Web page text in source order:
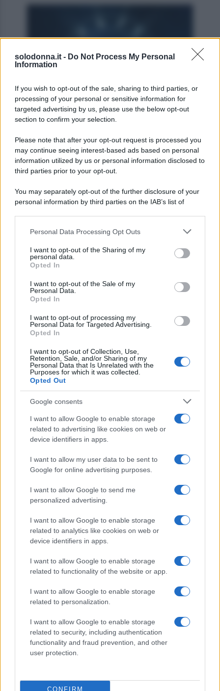
solodonna.it - Do Not Process My Personal
Information
If you wish to opt-out of the sale, sharing to third parties, or
processing of your personal or sensitive information for
targeted advertising by us, please use the below opt-out
section to confirm your selection.
Please note that after your opt-out request is processed you
may continue seeing interest-based ads based on personal
information utilized by us or personal information disclosed to
third parties prior to your opt-out.
You may separately opt-out of the further disclosure of your
personal information by third parties on the IAB’s list of
This information may also be disclosed by us to third parties
disclose it to other third parties.
Please note that this website/app uses one or more Google
services and may gather and store information including but
not limited to your visit or usage behaviour. You may click to
grant or deny consent to Google and its third-party tags to
consent section.
Personal Data Processing Opt Outs
I want to opt-out of the Sharing of my
personal data.
Opted In
I want to opt-out of the Sale of my
Personal Data.
Opted In
I want to opt-out of processing my
Personal Data for Targeted Advertising.
Opted In
I want to opt-out of Collection, Use,
Retention, Sale, and/or Sharing of my
Personal Data that Is Unrelated with the
Purposes for which it was collected.
Opted Out
Google consents
I want to allow Google to enable storage
related to advertising like cookies on web or
device identifiers in apps.
I want to allow my user data to be sent to
Google for online advertising purposes.
I want to allow Google to send me
personalized advertising.
I want to allow Google to enable storage
related to analytics like cookies on web or
device identifiers in apps.
I want to allow Google to enable storage
related to functionality of the website or app.
I want to allow Google to enable storage
related to personalization.
I want to allow Google to enable storage
related to security, including authentication
functionality and fraud prevention, and other
user protection.
CONFIRM
Ariete
La giornata ti invita a prendere una pausa per
ascoltare il tuo corpo, perché un po’ di affaticamento
potrebbe farsi sentire sotto il caldo sole d’agosto.
Essere gentili con le parole in amore e con i familiari
può dissipare tensioni recenti e riportare serenità.
Toro
nelle attività lavorative e offrono maggiore chiarezza
pianificando vacanze o appuntamenti. Nelle amicizie
e nei sentimenti, una presenza fidata ti farà sentire
supportato e leggero.
Gemelli
concepire idee per il futuro. Un piccolo gesto legato
a un evento estivo o a una festa porterà dolcezza e
stimolerà l’allegria.
Cancro
La giornata invita alla tranquillità, ma offre anche
l’opportunità di risolvere con delicatezza questioni in
sospeso in famiglia o in amore. Sul fronte della
salute, riposare e mangiar bene ti aiuteranno a
ritrovare equilibrio.
L’energia attuale ti sostiene rendendoti radioso,
soprattutto nei contesti lavorativi o sociali che
richiedono presenza e carisma. In amore, un invito
spontaneo o un momento festivo può accendere
Vergine